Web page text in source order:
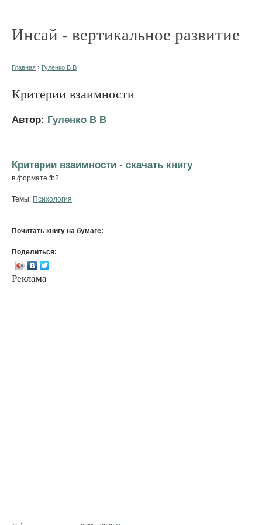
Инсай - вертикальное развитие
Главная › Гуленко В В
Критерии взаимности
Автор: Гуленко В В
Критерии взаимности - cкачать книгу
в формате fb2
Темы: Психология
Почитать книгу на бумаге:
Поделиться:
Реклама